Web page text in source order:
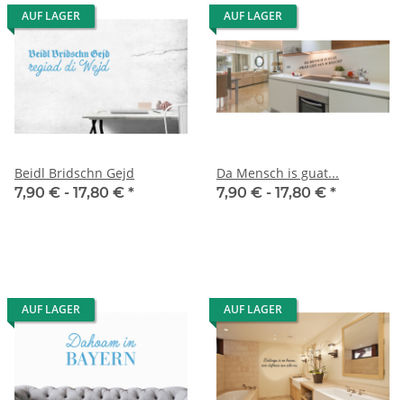
AUF LAGER
Beidl Bridschn Gejd
7,90 € - 17,80 € *
AUF LAGER
Da Mensch is guat...
7,90 € - 17,80 € *
AUF LAGER AUF LAGER